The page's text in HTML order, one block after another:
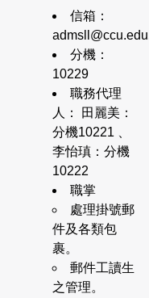
信箱：
分機：
10229
職務代理
人： 田麗美：
分機10221 、
李怡瑱：分機
10222
職掌
處理掛號郵
件及各類包
裹。
郵件工讀生
之管理。